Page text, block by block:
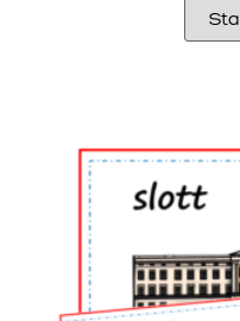
Alle produkter
Dagsrutine(1)
Eventyr(5)
Jul(5)
Loop(2)